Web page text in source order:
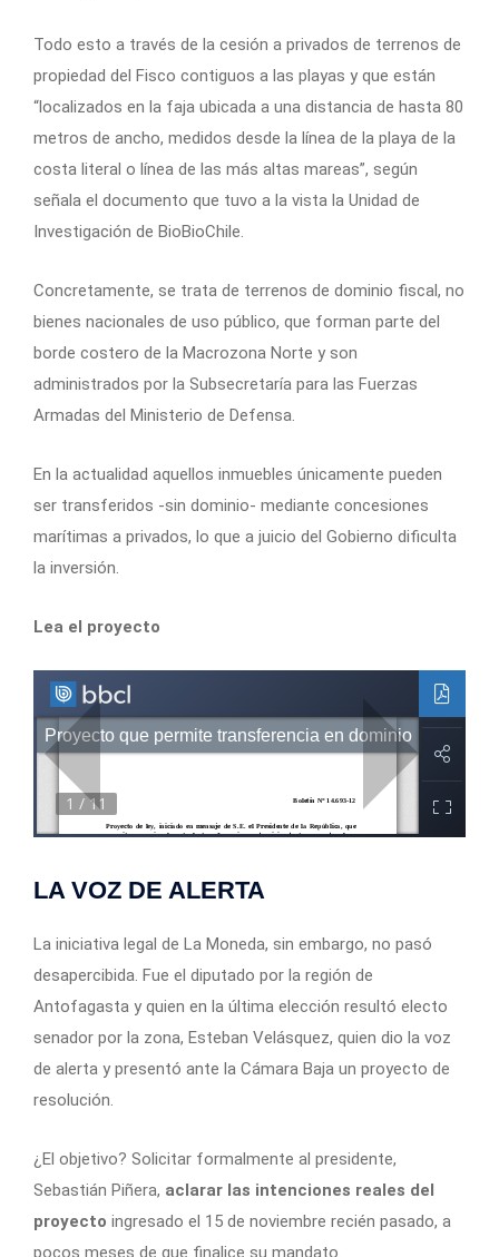
Todo esto a través de la cesión a privados de terrenos de
propiedad del Fisco contiguos a las playas y que están
“localizados en la faja ubicada a una distancia de hasta 80
metros de ancho, medidos desde la línea de la playa de la
costa literal o línea de las más altas mareas”, según
señala el documento que tuvo a la vista la Unidad de
Investigación de BioBioChile.
Concretamente, se trata de terrenos de dominio fiscal, no
bienes nacionales de uso público, que forman parte del
borde costero de la Macrozona Norte y son
administrados por la Subsecretaría para las Fuerzas
Armadas del Ministerio de Defensa.
En la actualidad aquellos inmuebles únicamente pueden
ser transferidos -sin dominio- mediante concesiones
marítimas a privados, lo que a juicio del Gobierno dificulta
la inversión.
Lea el proyecto
LA VOZ DE ALERTA
La iniciativa legal de La Moneda, sin embargo, no pasó
desapercibida. Fue el diputado por la región de
Antofagasta y quien en la última elección resultó electo
senador por la zona, Esteban Velásquez, quien dio la voz
de alerta y presentó ante la Cámara Baja un proyecto de
resolución.
¿El objetivo? Solicitar formalmente al presidente,
Sebastián Piñera, aclarar las intenciones reales del
proyecto ingresado el 15 de noviembre recién pasado, a
pocos meses de que finalice su mandato.